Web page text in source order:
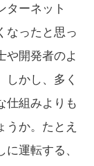
ターネット
なったと思っ
や開発者のよ
しかし、多く
仕組みよりも
うか。たとえ
運転する、